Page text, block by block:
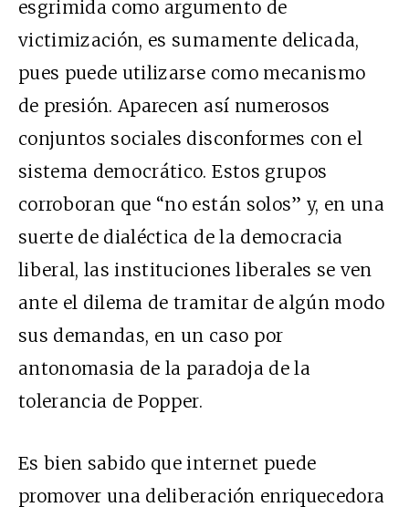
esgrimida como argumento de
victimización, es sumamente delicada,
pues puede utilizarse como mecanismo
de presión. Aparecen así numerosos
conjuntos sociales disconformes con el
sistema democrático. Estos grupos
corroboran que “no están solos” y, en una
suerte de dialéctica de la democracia
liberal, las instituciones liberales se ven
ante el dilema de tramitar de algún modo
sus demandas, en un caso por
antonomasia de la paradoja de la
tolerancia de Popper.
Es bien sabido que internet puede
promover una deliberación enriquecedora